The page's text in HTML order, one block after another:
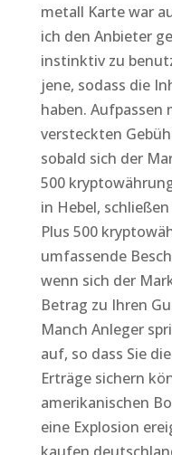
metall Karte war
ich den Anbieter
instinktiv zu
jene, sodass die
haben. Aufpassen
versteckten
sobald sich der
500
in Hebel,
Plus 500
umfassende
wenn sich der
Betrag zu Ihren
Manch Anleger
auf, so dass Sie
Erträge sichern
amerikanischen
eine Explosion